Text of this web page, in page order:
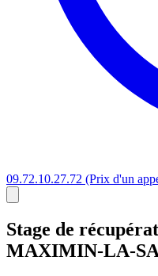
09.72.10.27.72 (Prix d'un
Stage de
MAXIMIN-LA-